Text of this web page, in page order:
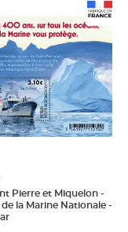
Pierre et Miquelon -
la Marine Nationale -